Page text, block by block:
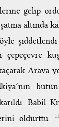
gelip
altında
Arava
Babil
öldürttü.
11